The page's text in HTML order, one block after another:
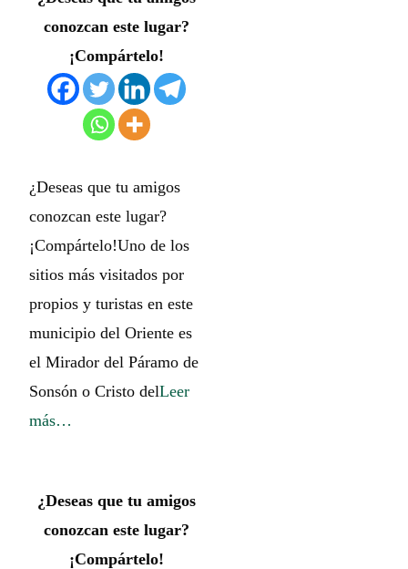
conozcan este lugar?
¡Compártelo!
¿Deseas que tu amigos
conozcan este lugar?
¡Compártelo!Uno de los
sitios más visitados por
propios y turistas en este
municipio del Oriente es
el Mirador del Páramo de
Sonsón o Cristo delLeer
más…
¿Deseas que tu amigos
conozcan este lugar?
¡Compártelo!